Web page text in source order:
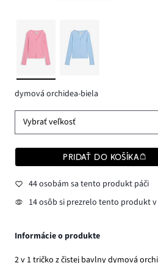
dymová orchidea-biela
Vybrať veľkosť
PRIDAŤ DO KOŠÍKA
44 osobám sa tento produkt páči
14 osôb si prezrelo tento produkt
Informácie o produkte
2 v 1 tričko z čistej bavlny dymová